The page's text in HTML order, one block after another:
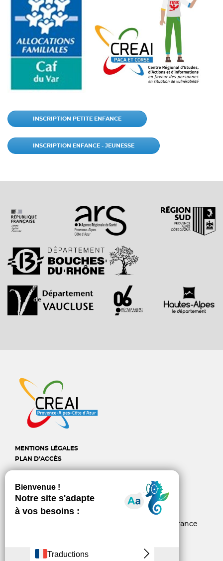
INSCRIPTION PETITE ENFANCE
INSCRIPTION ENFANCE - JEUNESSE
MENTIONS LÉGALES
PLAN D’ACCÈS
CREAI Provence-Alpes-
Côte d'Azur
6, rue d’Arcole - 13006 Marseille - France